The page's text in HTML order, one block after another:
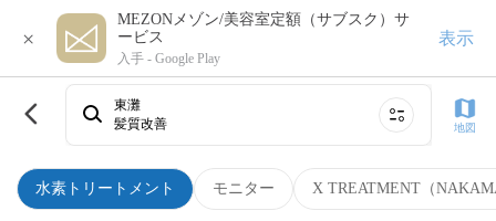
×
MEZONメゾン/美容室定額（サブスク）サ
ービス
入手 - Google Play
表示
水素トリートメント モニター X TREATMENT（
東灘
髪質改善
地図